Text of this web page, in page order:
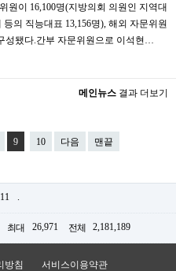
원이 16,100명(지방의회 의원인 지역대
의 직능대표 13,156명), 해외 자문위원
성됐다.간부 자문위원으로 이석현…
메인뉴스 결과 더보기
9 10 다음 맨끝
11 .
최대 26,971 전체 2,181,189
방침 서비스이용약관